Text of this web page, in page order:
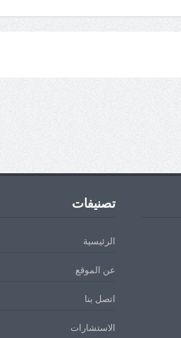
تصنيفات
الرئيسية
عن الموقع
اتصل بنا
الاستشارات